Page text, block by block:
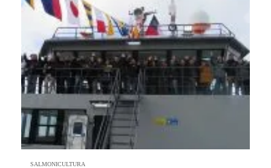
SALMONICULTURA